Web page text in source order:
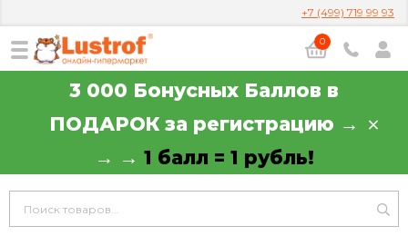
+7 (499) 719 99 93
0
3 000 Бонусных Баллов в
ПОДАРОК за регистрацию →
→ → 1 балл = 1 рубль!